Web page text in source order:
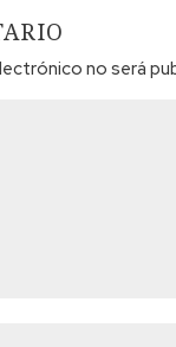
no será